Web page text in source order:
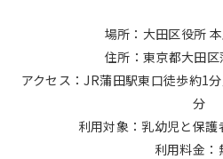
場所：大田区役所
住所：東京都大田
アクセス：JR蒲田駅東口徒歩約1
分
利用対象：乳幼児と保護
利用料金：